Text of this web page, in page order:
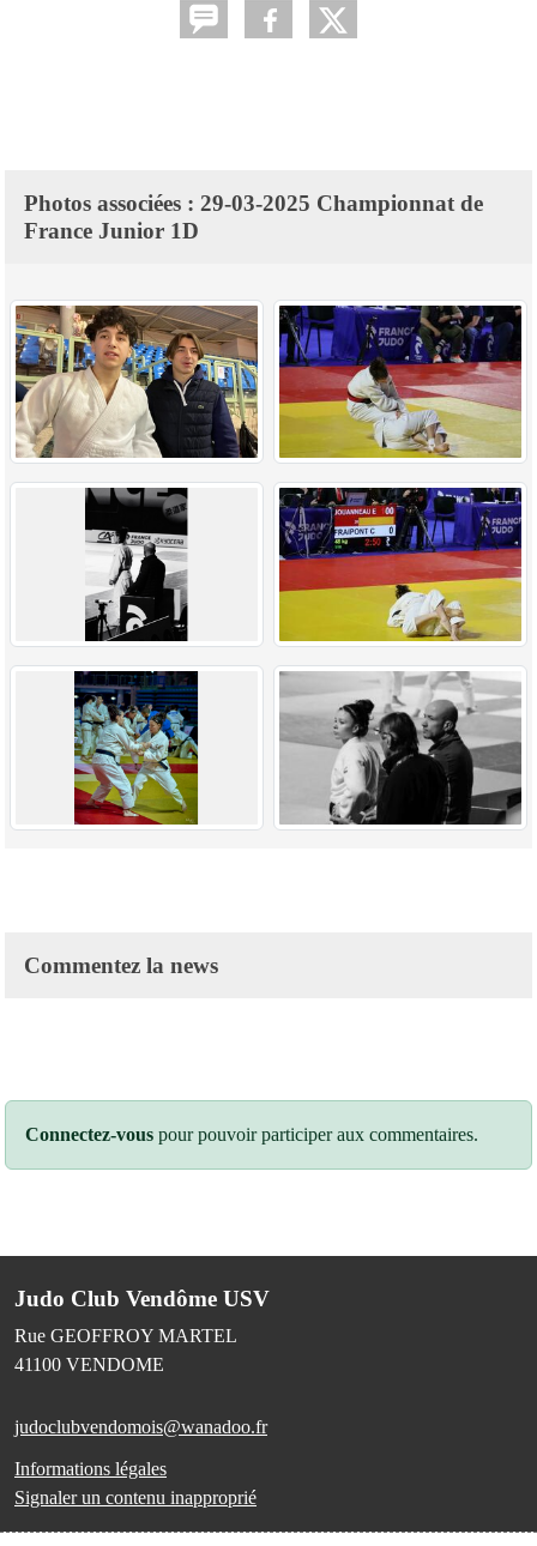
Photos associées : 29-03-2025 Championnat de
France Junior 1D
Commentez la news
Connectez-vous pour pouvoir participer aux commentaires.
Judo Club Vendôme USV
Rue GEOFFROY MARTEL
41100 VENDOME
judoclubvendomois@wanadoo.fr
Informations légales
Signaler un contenu inapproprié